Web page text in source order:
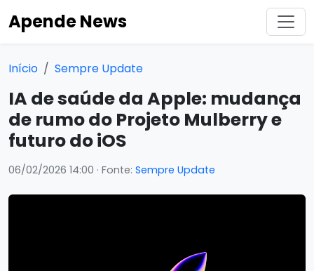
Apende News
Início Sempre Update
IA de saúde da Apple: mudança
de rumo do Projeto Mulberry e
futuro do iOS
06/02/2026 14:00 · Fonte: Sempre Update